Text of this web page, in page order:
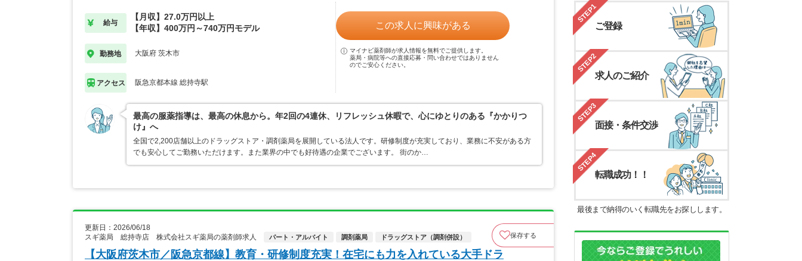
給与
【月収】27.0万円以上
【年収】400万円～740万円モデル
勤務地 大阪府 茨木市
アクセス 阪急京都本線 総持寺駅
この求人に興味がある
マイナビ薬剤師が求人情報を無料でご提供します。
薬局・病院等への直接応募・問い合わせではありません
のでご安心ください。
最高の服薬指導は、最高の休息から。年2回の4連休、リフレッシュ休暇で、心にゆとりのある『かかりつ
け』へ
全国で2,200店舗以上のドラッグストア・調剤薬局を展開している法人です。研修制度が充実しており、業務に不安がある方
でも安心してご勤務いただけます。また業界の中でも好待遇の企業でございます。 街のか…
更新日：2026/06/18
スギ薬局 総持寺店 株式会社スギ薬局の薬剤師求人
パート・アルバイト 調剤薬局 ドラッグストア（調剤併設） 保存する
【大阪府茨木市／阪急京都線】教育・研修制度充実！在宅にも力を入れている大手ドラ
STEP1
ご登録
STEP2
求人のご紹介
STEP3
面接・条件交渉
STEP4
転職成功！！
最後まで納得のいく転職先をお探しします。